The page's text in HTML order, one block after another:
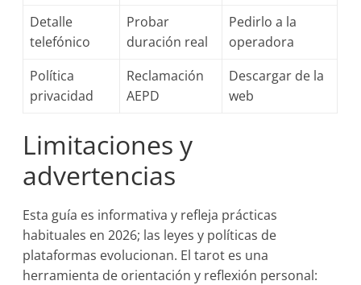
Detalle
telefónico
Probar
duración real
Pedirlo a la
operadora
Política
privacidad
Reclamación
AEPD
Descargar de la
web
Limitaciones y
advertencias
Esta guía es informativa y refleja prácticas
habituales en 2026; las leyes y políticas de
plataformas evolucionan. El tarot es una
herramienta de orientación y reflexión personal: